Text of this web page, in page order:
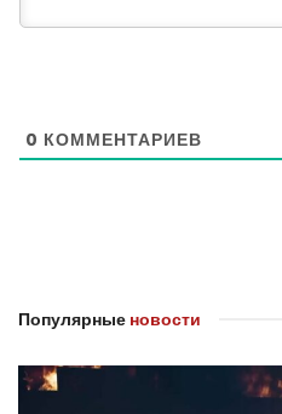
0 КОММЕНТАРИЕВ
Популярные новости